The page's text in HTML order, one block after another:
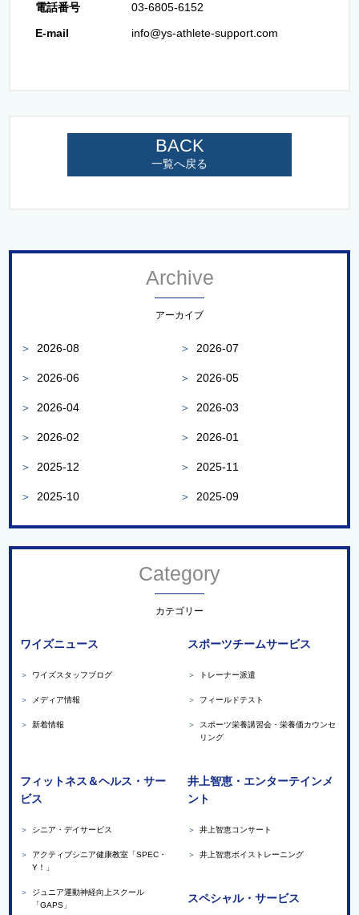
電話番号
03-6805-6152
E-mail
info@ys-athlete-support.com
BACK
一覧へ戻る
Archive
アーカイブ
＞ 2026-08 ＞ 2026-07
＞ 2026-06 ＞ 2026-05
＞ 2026-04 ＞ 2026-03
＞ 2026-02 ＞ 2026-01
＞ 2025-12 ＞ 2025-11
＞ 2025-10 ＞ 2025-09
Category
カテゴリー
ワイズニュース
＞ ワイズスタッフブログ
＞ メディア情報
＞ 新着情報
スポーツチームサービス
＞ トレーナー派遣
＞ フィールドテスト
＞
スポーツ栄養講習会・栄養価カウンセ
リング
フィットネス＆ヘルス・サー
ビス
＞ シニア・デイサービス
＞
アクティブシニア健康教室「SPEC・
Y！」
＞
ジュニア運動神経向上スクール
「GAPS」
井上智恵・エンターテインメ
ント
＞ 井上智恵コンサート
＞ 井上智恵ボイストレーニング
スペシャル・サービス